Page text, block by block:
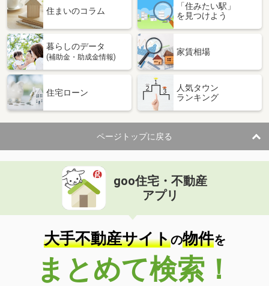
住まいのコラム
「住みたい駅」
を見つけよう
暮らしのデータ
(補助金・助成金情報)
家賃相場
住宅ローン
人気タウン
ランキング
ページトップに戻る
goo住宅・不動産
アプリ
大手不動産サイトの物件を
まとめて検索！